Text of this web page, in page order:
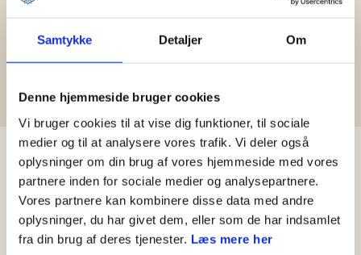
Samtykke Detaljer Om
Denne hjemmeside bruger cookies
Vi bruger cookies til at vise dig funktioner, til sociale
medier og til at analysere vores trafik. Vi deler også
oplysninger om din brug af vores hjemmeside med vores
partnere inden for sociale medier og analysepartnere.
Vores partnere kan kombinere disse data med andre
oplysninger, du har givet dem, eller som de har indsamlet
fra din brug af deres tjenester. Læs mere her
Materialer
Spejderloven
Verdensmålene
Kreating til at lave skuespil eller anden illustration